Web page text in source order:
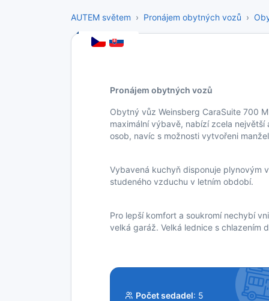
AUTEM světem Pronájem obytných vozů
Pronájem obytných vozů
Obytný vůz Weinsberg CaraSuite 700
maximální výbavě, nabízí zcela
osob, navíc s možnosti vytvořeni
Vybavená kuchyň disponuje plynovým
studeného vzduchu v letním období.
Pro lepší komfort a soukromí nechybí
velká garáž. Velká lednice s chlazením
Počet sedadel: 5